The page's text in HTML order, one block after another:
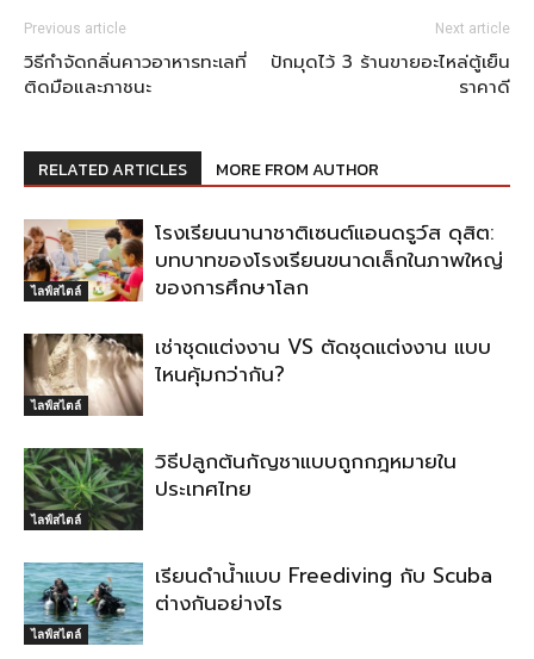
Previous article
วิธีกำจัดกลิ่นคาวอาหารทะเลที่
ติดมือและภาชนะ
Next article
ปักมุดไว้ 3 ร้านขายอะไหล่ตู้เย็น
ราคาดี
RELATED ARTICLES MORE FROM AUTHOR
ไลฟ์สไตล์
โรงเรียนนานาชาติเซนต์แอนดรูว์ส ดุสิต:
บทบาทของโรงเรียนขนาดเล็กในภาพใหญ่
ของการศึกษาโลก
ไลฟ์สไตล์
เช่าชุดแต่งงาน VS ตัดชุดแต่งงาน แบบ
ไหนคุ้มกว่ากัน?
ไลฟ์สไตล์
วิธีปลูกต้นกัญชาแบบถูกกฎหมายใน
ประเทศไทย
ไลฟ์สไตล์
เรียนดำน้ำแบบ Freediving กับ Scuba
ต่างกันอย่างไร